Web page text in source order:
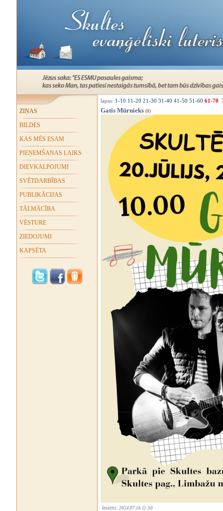
ZIŅAS
BILDES
KAS MĒS ESAM
PIEŅEMŠANAS LAIKS
DIEVKALPOJUMI
SVĒTDARBĪBAS
PUBLIKĀCIJAS
TĀLMĀCĪBA
VĒSTURE
ZIEDOJUMI
KAPSĒTA
lapas: 1-10 11-20 21-30 31-40 41-50 51-60 61-70
Gatis Mūrnieks (0)
Iesūtīts: 2024.07.16 11:50